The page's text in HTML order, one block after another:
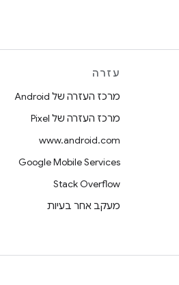
עזרה
מרכז העזרה של Android
מרכז העזרה של Pixel
www.android.com
Google Mobile Services
Stack Overflow
מעקב אחר בעיות